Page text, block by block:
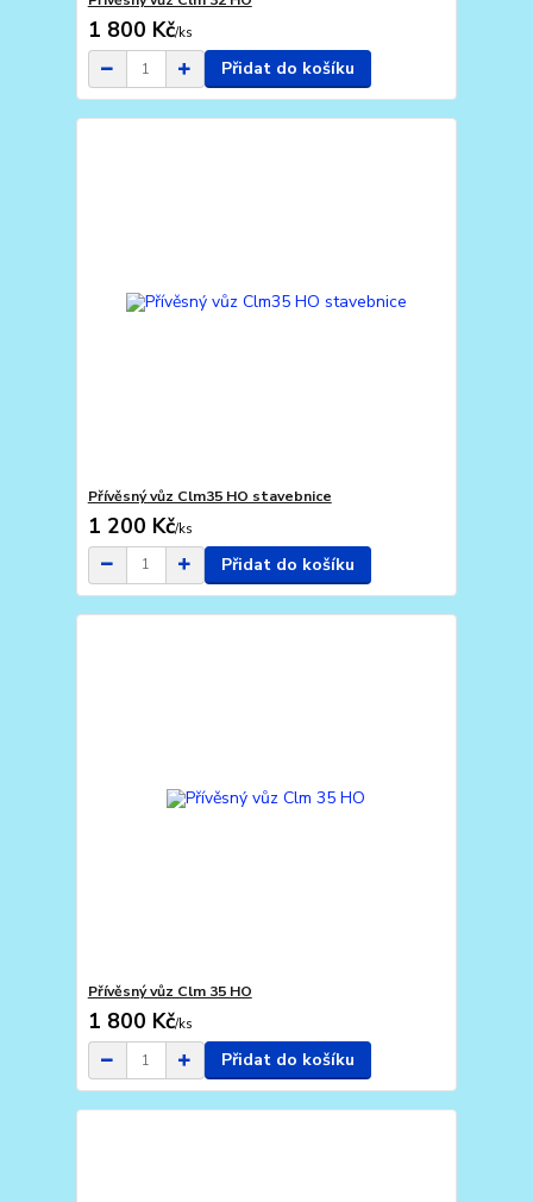
1 800 Kč/ks
Přidat do košíku
Přívěsný vůz Clm35 HO stavebnice
1 200 Kč/ks
Přidat do košíku
Přívěsný vůz Clm 35 HO
1 800 Kč/ks
Přidat do košíku